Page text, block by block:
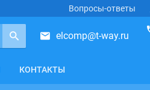
Вопросы-ответы
elcomp@t-way.ru
КОНТАКТЫ